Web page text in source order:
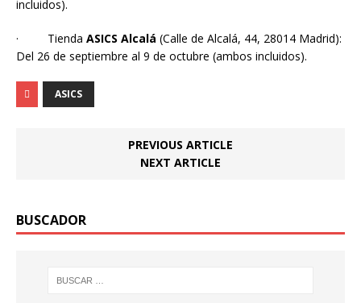
incluidos).
· Tienda ASICS Alcalá (Calle de Alcalá, 44, 28014 Madrid):
Del 26 de septiembre al 9 de octubre (ambos incluidos).
ASICS
PREVIOUS ARTICLE
NEXT ARTICLE
BUSCADOR